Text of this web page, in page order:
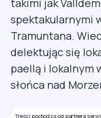
takimi jak
spektakularnymi
Tramuntana.
delektując się
paellą i lokalnym
słońca nad
Treści pochodzą od partnera